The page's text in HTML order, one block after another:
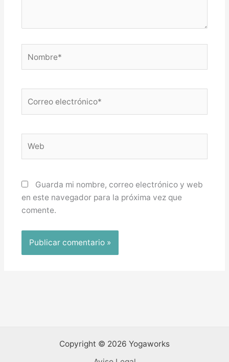
electrónico*
Guarda mi nombre, correo electrónico y web
en este navegador para la próxima vez que
comente.
Copyright © 2026 Yogaworks